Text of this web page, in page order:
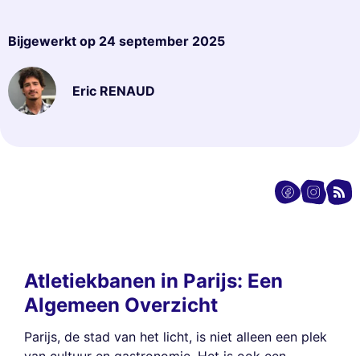
Bijgewerkt op 24 september 2025
Eric RENAUD
Atletiekbanen in Parijs: Een
Algemeen Overzicht
Parijs, de stad van het licht, is niet alleen een plek